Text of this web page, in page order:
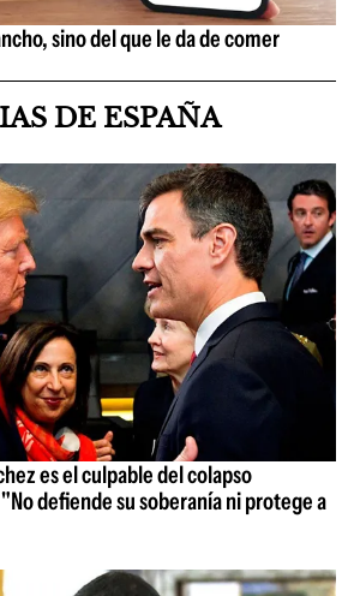
sino del que le da de comer
DE ESPAÑA
es el culpable del colapso
defiende su soberanía ni protege a